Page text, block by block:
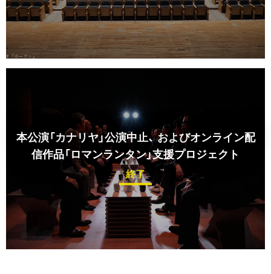
本公演「カナリヤ」公演中止、およびオンライン配
信作品「ロマンランタン」支援プロジェクト
終了